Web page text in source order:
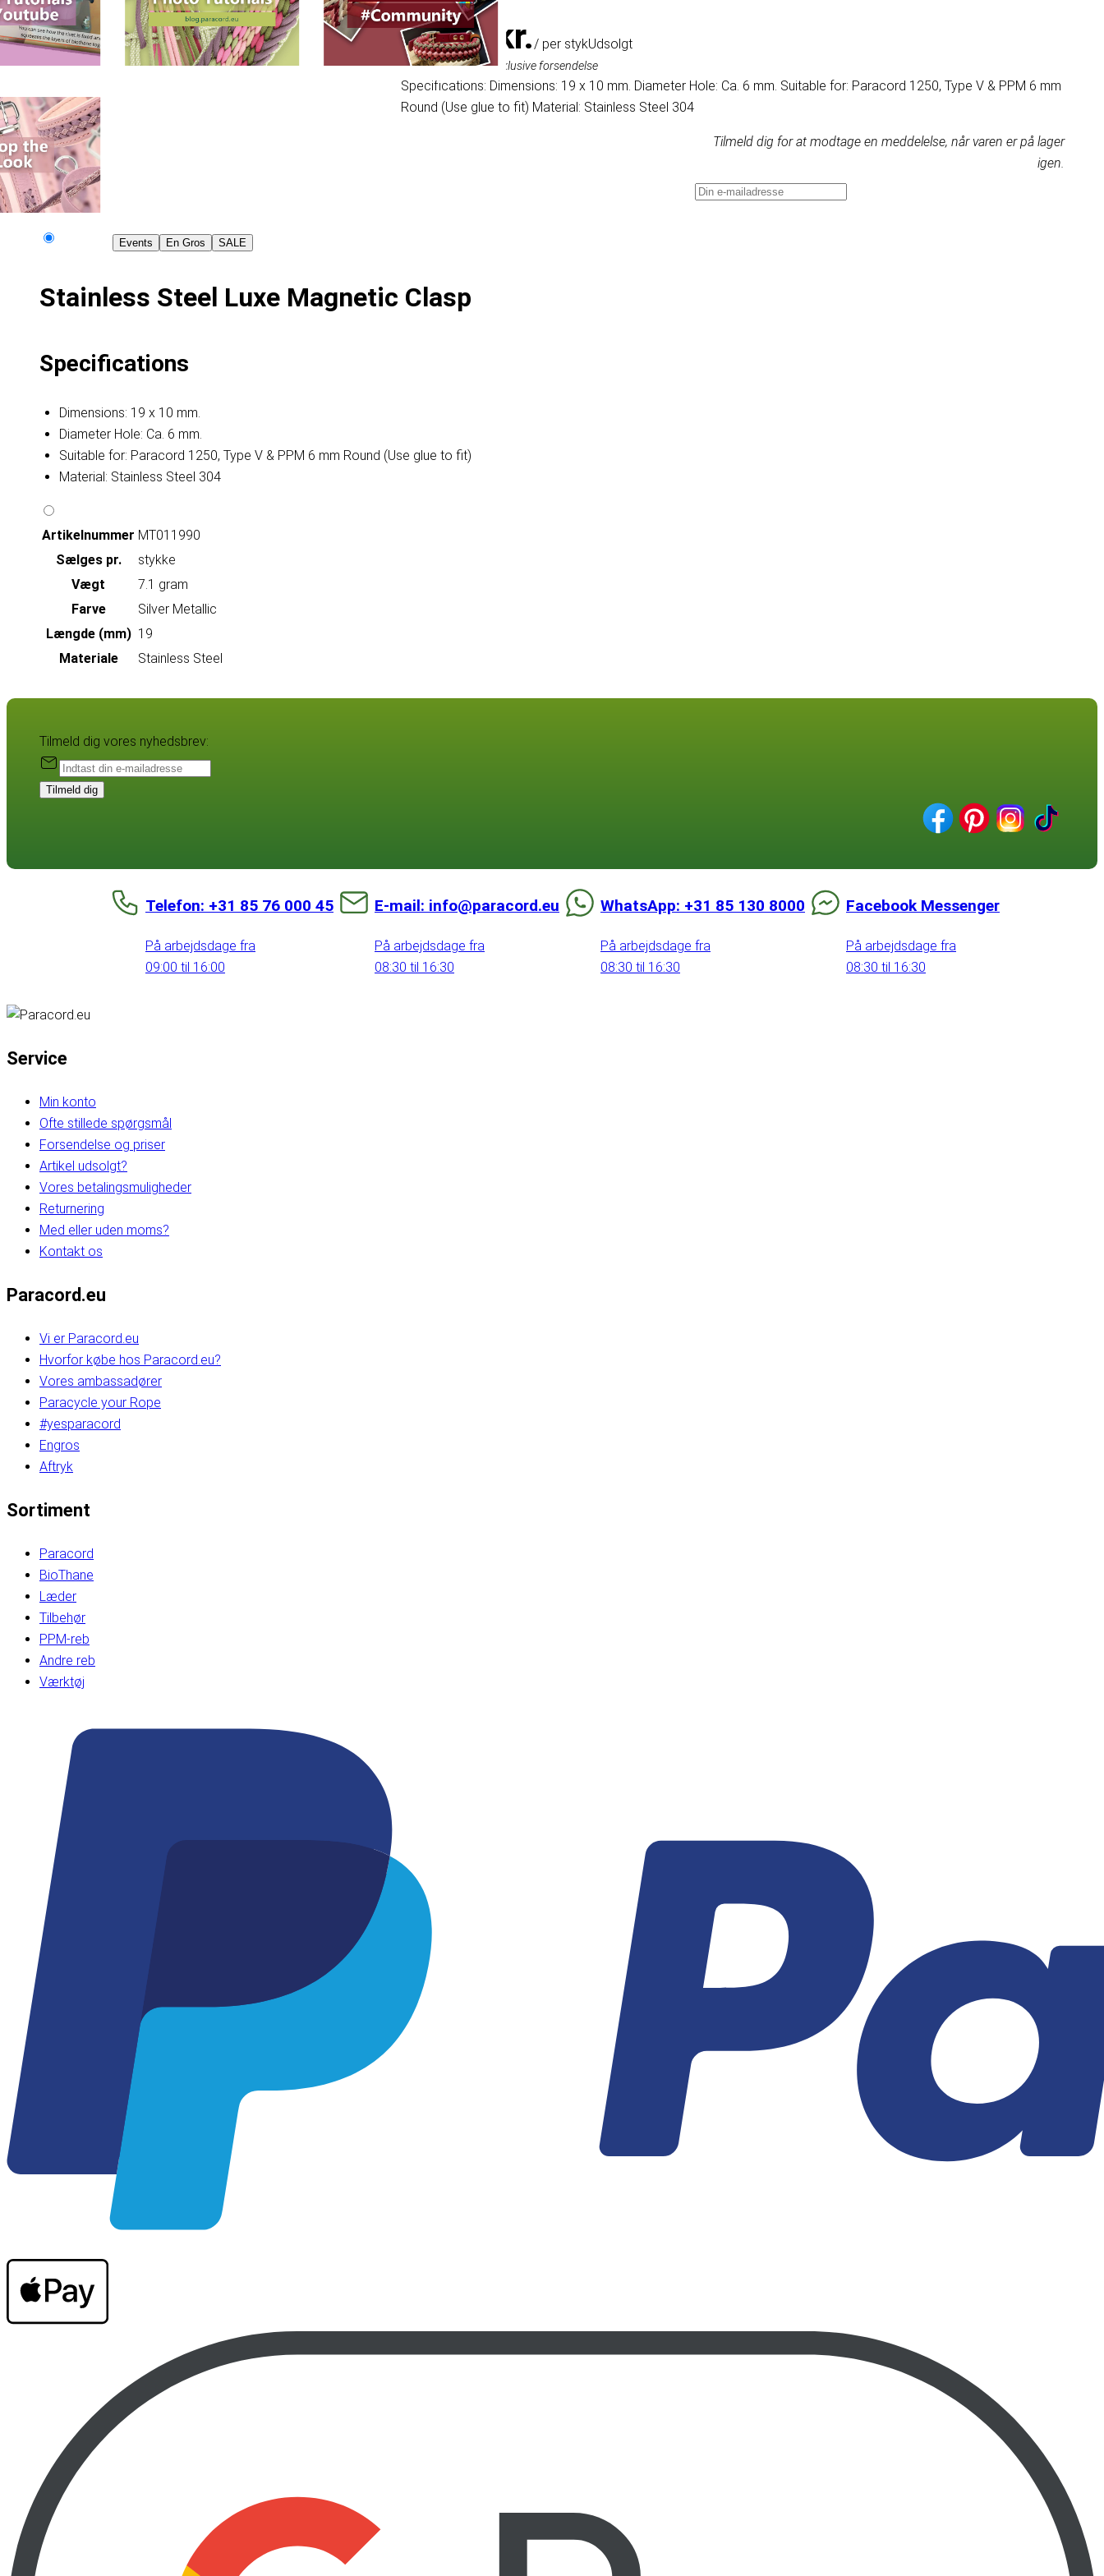
Events En Gros SALE
29,54 kr./ per stykUdsolgt
Inklusive moms, eksklusive forsendelse
Specifications: Dimensions: 19 x 10 mm. Diameter Hole: Ca. 6 mm. Suitable for: Paracord 1250, Type V & PPM 6 mm
Round (Use glue to fit) Material: Stainless Steel 304
Tilmeld dig for at modtage en meddelelse, når varen er på lager
igen.
Stainless Steel Luxe Magnetic Clasp
Specifications
Dimensions: 19 x 10 mm.
Diameter Hole: Ca. 6 mm.
Suitable for: Paracord 1250, Type V & PPM 6 mm Round (Use glue to fit)
Material: Stainless Steel 304
Artikelnummer MT011990
Sælges pr.
stykke
Vægt
7.1 gram
Farve
Silver Metallic
Længde (mm) 19
Materiale
Stainless Steel
Tilmeld dig vores nyhedsbrev:
Tilmeld dig
Telefon: +31 85 76 000 45
På arbejdsdage fra
09:00 til 16:00
E-mail: info@paracord.eu
På arbejdsdage fra
08:30 til 16:30
WhatsApp: +31 85 130 8000
På arbejdsdage fra
08:30 til 16:30
Facebook Messenger
På arbejdsdage fra
08:30 til 16:30
Service
Min konto
Ofte stillede spørgsmål
Forsendelse og priser
Artikel udsolgt?
Vores betalingsmuligheder
Returnering
Med eller uden moms?
Kontakt os
Paracord.eu
Vi er Paracord.eu
Hvorfor købe hos Paracord.eu?
Vores ambassadører
Paracycle your Rope
#yesparacord
Engros
Aftryk
Sortiment
Paracord
BioThane
Læder
Tilbehør
PPM-reb
Andre reb
Værktøj